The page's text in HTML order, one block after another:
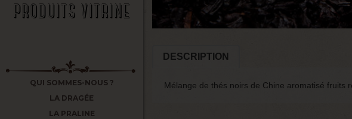
PRODUITS VITRINE
QUI SOMMES-NOUS ?
LA DRAGÉE
LA PRALINE
DESCRIPTION
Mélange de thés noirs de Chine aromatisé fruits